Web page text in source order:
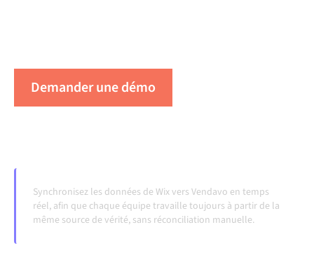
Demander une démo
Synchronisez les données de Wix vers Vendavo en temps
réel, afin que chaque équipe travaille toujours à partir de la
même source de vérité, sans réconciliation manuelle.